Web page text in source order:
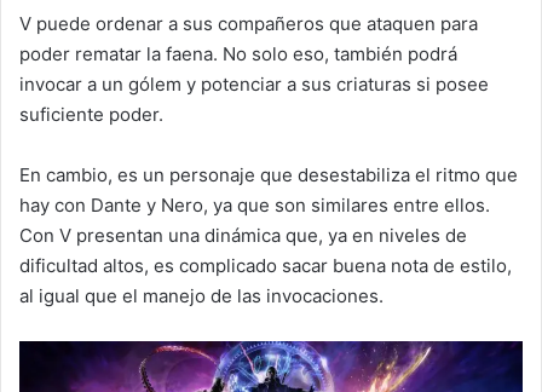
V puede ordenar a sus compañeros que ataquen para
poder rematar la faena. No solo eso, también podrá
invocar a un gólem y potenciar a sus criaturas si posee
suficiente poder.
En cambio, es un personaje que desestabiliza el ritmo que
hay con Dante y Nero, ya que son similares entre ellos.
Con V presentan una dinámica que, ya en niveles de
dificultad altos, es complicado sacar buena nota de estilo,
al igual que el manejo de las invocaciones.